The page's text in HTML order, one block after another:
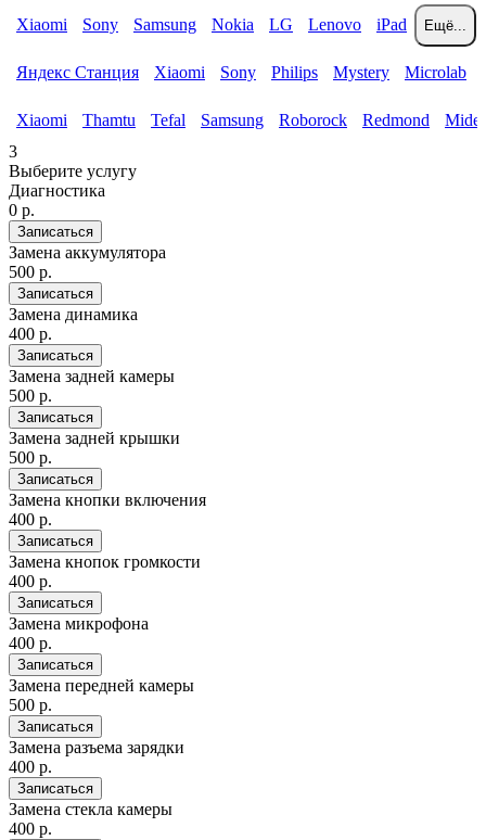
Xiaomi Sony Samsung Nokia LG Lenovo iPad Ещё...
Яндекс Станция Xiaomi Sony Philips Mystery Microlab
Xiaomi Thamtu Tefal Samsung Roborock Redmond
3
Выберите услугу
Диагностика
0 р.
Записаться
Замена аккумулятора
500 р.
Записаться
Замена динамика
400 р.
Записаться
Замена задней камеры
500 р.
Записаться
Замена задней крышки
500 р.
Записаться
Замена кнопки включения
400 р.
Записаться
Замена кнопок громкости
400 р.
Записаться
Замена микрофона
400 р.
Записаться
Замена передней камеры
500 р.
Записаться
Замена разъема зарядки
400 р.
Записаться
Замена стекла камеры
400 р.